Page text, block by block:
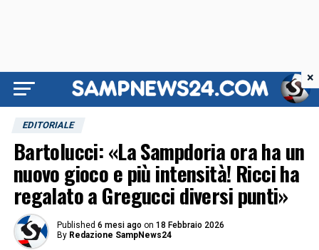
EDITORIALE
Bartolucci: «La Sampdoria ora ha un
nuovo gioco e più intensità! Ricci ha
regalato a Gregucci diversi punti»
Published 6 mesi ago on 18 Febbraio 2026
By Redazione SampNews24
×